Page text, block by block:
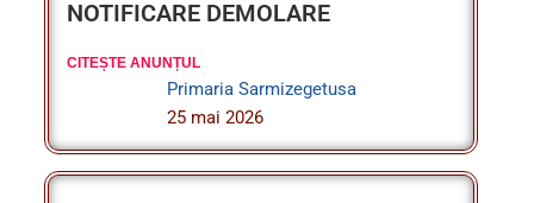
Primaria Sarmizegetusa
ANUNȚ ȘEDINȚĂ PUBLICĂ
29.05.2026